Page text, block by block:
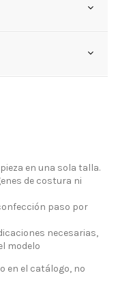
en una sola talla.
de costura ni
paso por
necesarias,
modelo
en el catálogo, no